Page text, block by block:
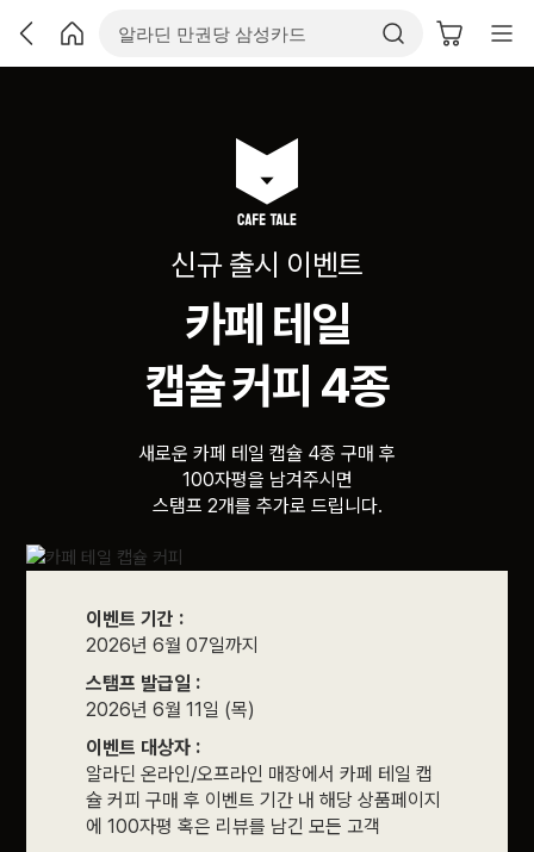
신규 출시 이벤트
카페 테일
캡슐 커피 4종
새로운 카페 테일 캡슐 4종 구매 후
100자평을 남겨주시면
스탬프 2개를 추가로 드립니다.
이벤트 기간 :
2026년 6월 07일까지
스탬프 발급일 :
2026년 6월 11일 (목)
이벤트 대상자 :
알라딘 온라인/오프라인 매장에서 카페 테일 캡
슐 커피 구매 후 이벤트 기간 내 해당 상품페이지
에 100자평 혹은 리뷰를 남긴 모든 고객